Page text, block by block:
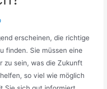
erscheinen, die richtige
finden. Sie müssen eine
zu sein, was die Zukunft
so viel wie möglich